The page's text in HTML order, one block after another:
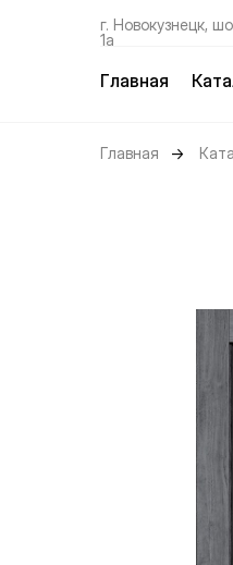
г. Новокузнецк,
1а
Главная
Коллекции
Главная →